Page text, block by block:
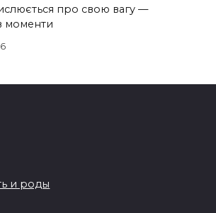
про свою вагу —
моменти
и роды